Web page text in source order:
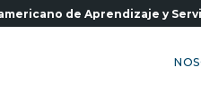
de Aprendizaje y